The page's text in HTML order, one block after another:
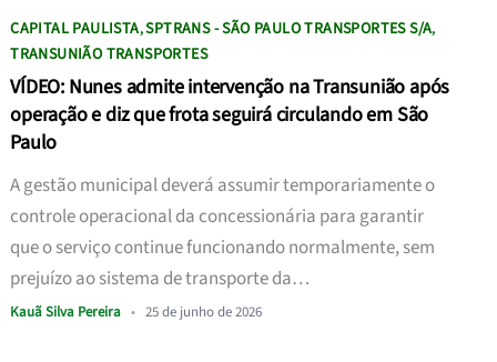
CAPITAL PAULISTA,SPTRANS - SÃO PAULO TRANSPORTES S/A,
TRANSUNIÃO TRANSPORTES
VÍDEO: Nunes admite intervenção na Transunião após
operação e diz que frota seguirá circulando em São
Paulo
A gestão municipal deverá assumir temporariamente o
controle operacional da concessionária para garantir
que o serviço continue funcionando normalmente, sem
prejuízo ao sistema de transporte da…
Kauã Silva Pereira • 25 de junho de 2026